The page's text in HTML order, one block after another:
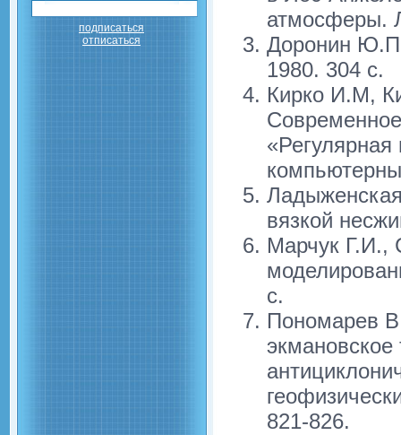
подписаться
отписаться
атмосферы.
Доронин Ю.П.
1980. 304 с.
Кирко И.М,
вязкой
Марчук Г.И.,
с.
Пономарев
821-826.